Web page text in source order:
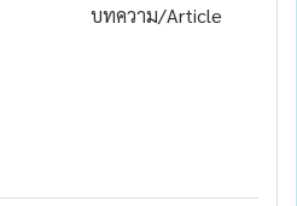
บทความ/Article